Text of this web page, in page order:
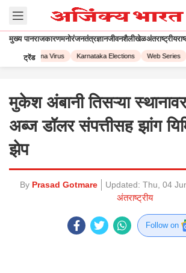
मुख्य पानराजकारणमनोरंजनतंत्रज्ञानजीवनशैलीखेळअंतराष्ट्रीय
ट्रेंड
Corona Virus Karnataka Elections Web Series
मुकेश अंबानी तिसऱ्या
अब्ज डॉलर संपत्तीसह झांग
झेप
By Prasad Gotmare Updated: Thu, 04
अंतराष्ट्रीय
Follow on